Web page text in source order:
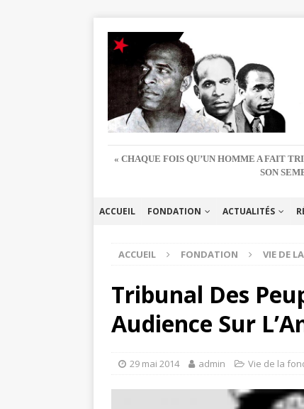
« CHAQUE FOIS QU’UN HOMME A FAIT
SON
ACCUEIL FONDATION ACTUALITÉS
ACCUEIL FONDATION VIE DE
Tribunal Des
Audience Sur
29 mai 2014 admin Vie de la